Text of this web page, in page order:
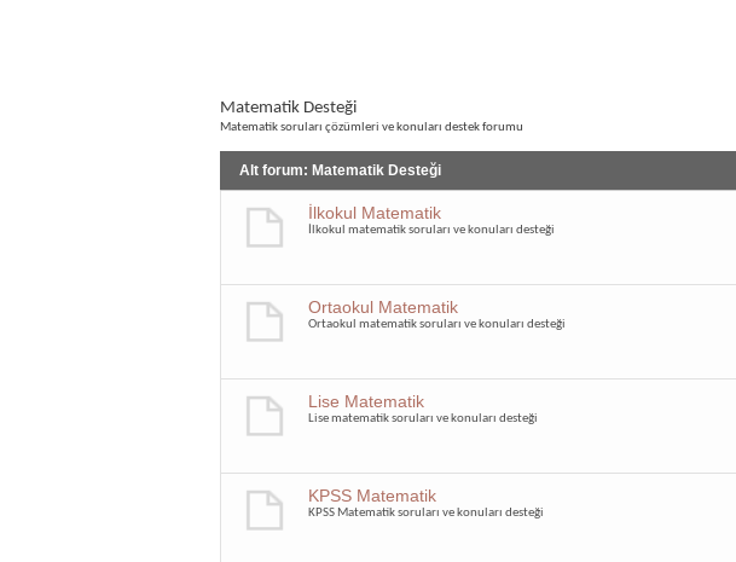
Matematik Desteği
Matematik soruları çözümleri ve konuları destek forumu
Alt forum: Matematik Desteği
İlkokul Matematik
İlkokul matematik soruları ve konuları desteği
Ortaokul Matematik
Ortaokul matematik soruları ve konuları desteği
Lise Matematik
Lise matematik soruları ve konuları desteği
KPSS Matematik
KPSS Matematik soruları ve konuları desteği